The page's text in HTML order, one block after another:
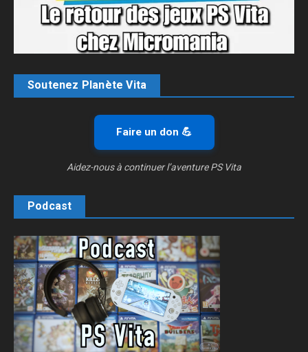
Soutenez Planète Vita
Faire un don 💪
Aidez-nous à continuer l’aventure PS Vita
Podcast